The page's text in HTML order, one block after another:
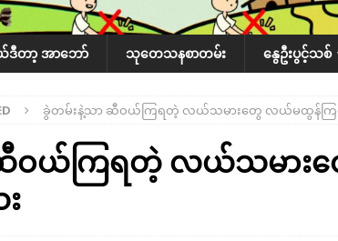
] ရေပေါက်ပိတ်ဖို့ နိုင်ငံတော်အဆင့် အစီအမံနဲ့ ဆောင်ရွက်နေပါတယ် ဆောင်
တာ့ အာဘော် သုတေသနစာတမ်း နွေဦးပွင့်သစ်
ခွဲတမ်းနဲ့သာ ဆီဝယ်ကြရတဲ့ လယ်သမားတွေ လယ်မထွန်ကြ
ဝယ်ကြရတဲ့ လယ်သမာ